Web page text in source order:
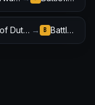
Call of Duty: Warzone → B Battlefield V